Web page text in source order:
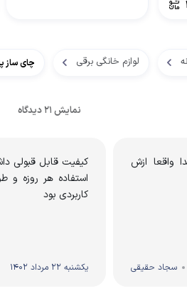
لوازم خانگی برقی چای ساز
نمایش 21 دیدگاه
واقعا ازش
سجاد حقیقی
کیفیت قابل قبولی
استفاده هر روزه و
کاربردی بود
یکشنبه 22 مرداد 1402